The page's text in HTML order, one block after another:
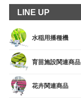
LINE UP
水稲用播種機
育苗施設関連商品
花卉関連商品